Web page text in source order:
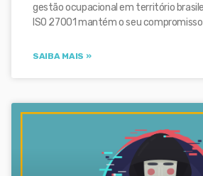
gestão ocupacional em território
ISO 27001 mantém o seu compromisso
SAIBA MAIS »